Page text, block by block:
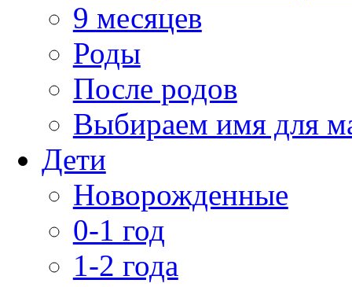
9 месяцев
Роды
После родов
Выбираем имя для
Дети
Новорожденные
0-1 год
1-2 года